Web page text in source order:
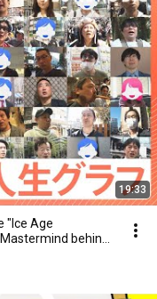
19:33
"Ice Age
behind